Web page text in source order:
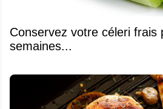
Conservez votre céleri frais
semaines...